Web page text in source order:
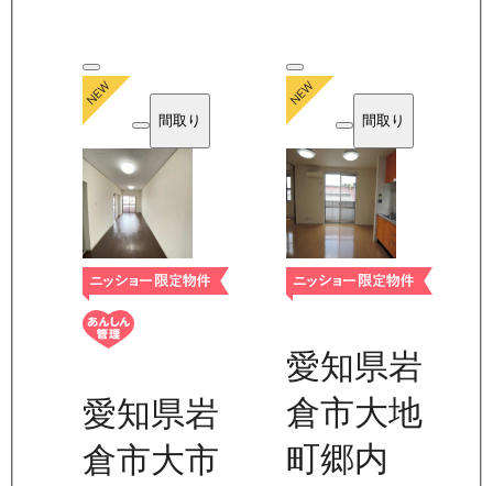
間取り
愛知県岩
倉市大市
間取り
愛知県岩
倉市大地
町郷内